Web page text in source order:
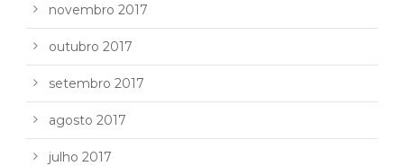
novembro 2017
outubro 2017
setembro 2017
agosto 2017
julho 2017